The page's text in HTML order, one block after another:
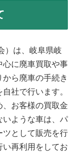
）は、岐阜県岐
心に廃車買取や事
ら廃車の手続き
社で行います。
、お客様の買取金
いような車は、パ
ツとして販売を行
い再利用をしてお